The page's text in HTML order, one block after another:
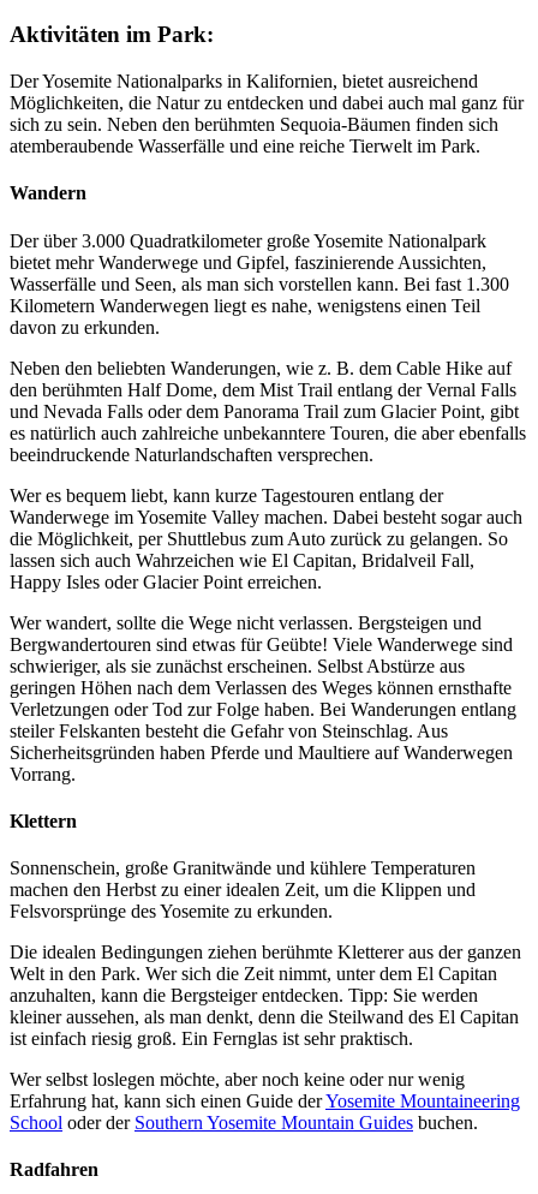
Aktivitäten im Park:
Der Yosemite Nationalparks in Kalifornien, bietet ausreichend
Möglichkeiten, die Natur zu entdecken und dabei auch mal ganz für
sich zu sein. Neben den berühmten Sequoia-Bäumen finden sich
atemberaubende Wasserfälle und eine reiche Tierwelt im Park.
Wandern
Der über 3.000 Quadratkilometer große Yosemite Nationalpark
bietet mehr Wanderwege und Gipfel, faszinierende Aussichten,
Wasserfälle und Seen, als man sich vorstellen kann. Bei fast 1.300
Kilometern Wanderwegen liegt es nahe, wenigstens einen Teil
davon zu erkunden.
Neben den beliebten Wanderungen, wie z. B. dem Cable Hike auf
den berühmten Half Dome, dem Mist Trail entlang der Vernal Falls
und Nevada Falls oder dem Panorama Trail zum Glacier Point, gibt
es natürlich auch zahlreiche unbekanntere Touren, die aber ebenfalls
beeindruckende Naturlandschaften versprechen.
Wer es bequem liebt, kann kurze Tagestouren entlang der
Wanderwege im Yosemite Valley machen. Dabei besteht sogar auch
die Möglichkeit, per Shuttlebus zum Auto zurück zu gelangen. So
lassen sich auch Wahrzeichen wie El Capitan, Bridalveil Fall,
Happy Isles oder Glacier Point erreichen.
Wer wandert, sollte die Wege nicht verlassen. Bergsteigen und
Bergwandertouren sind etwas für Geübte! Viele Wanderwege sind
schwieriger, als sie zunächst erscheinen. Selbst Abstürze aus
geringen Höhen nach dem Verlassen des Weges können ernsthafte
Verletzungen oder Tod zur Folge haben. Bei Wanderungen entlang
steiler Felskanten besteht die Gefahr von Steinschlag. Aus
Sicherheitsgründen haben Pferde und Maultiere auf Wanderwegen
Vorrang.
Klettern
Sonnenschein, große Granitwände und kühlere Temperaturen
machen den Herbst zu einer idealen Zeit, um die Klippen und
Felsvorsprünge des Yosemite zu erkunden.
Die idealen Bedingungen ziehen berühmte Kletterer aus der ganzen
Welt in den Park. Wer sich die Zeit nimmt, unter dem El Capitan
anzuhalten, kann die Bergsteiger entdecken. Tipp: Sie werden
kleiner aussehen, als man denkt, denn die Steilwand des El Capitan
ist einfach riesig groß. Ein Fernglas ist sehr praktisch.
Wer selbst loslegen möchte, aber noch keine oder nur wenig
Erfahrung hat, kann sich einen Guide derYosemite Mountaineering
School oder der Southern Yosemite Mountain Guides buchen.
Radfahren